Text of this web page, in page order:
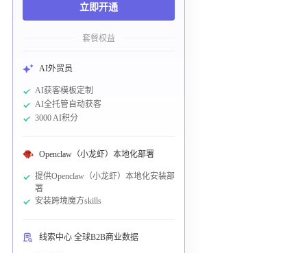
立即开通
套餐权益
AI外贸员
AI获客模板定制
AI全托管自动获客
3000 AI积分
Openclaw（小龙虾）本地化部署
提供Openclaw（小龙虾）本地化安装部
署
安装跨境魔方skills
线索中心 全球B2B商业数据